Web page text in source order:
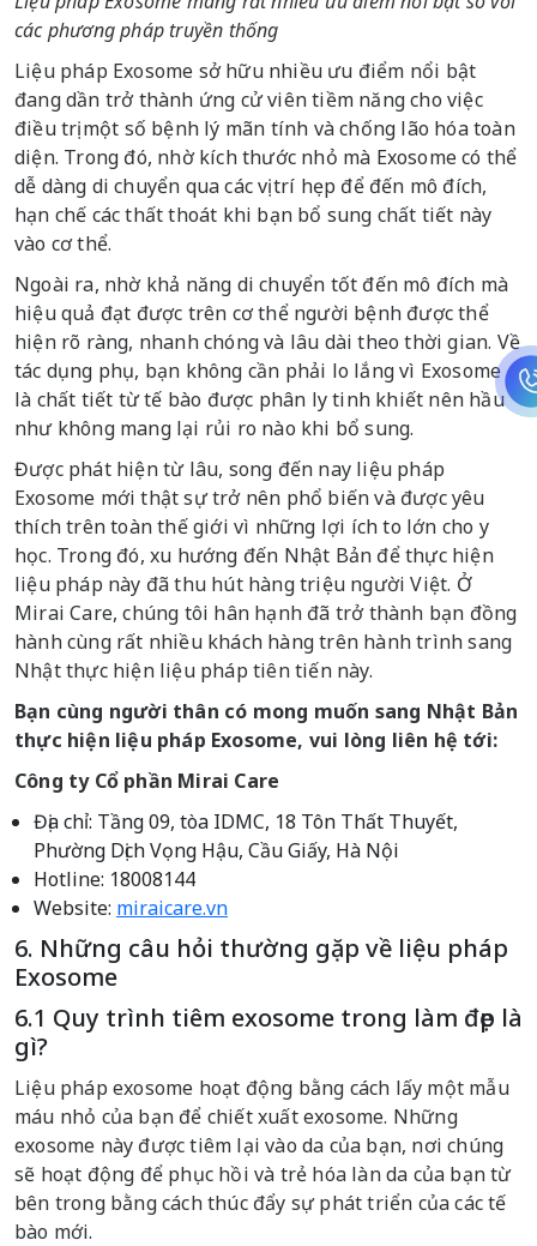
các phương pháp truyền thống
Liệu pháp Exosome sở hữu nhiều ưu điểm nổi bật
đang dần trở thành ứng cử viên tiềm năng cho việc
điều trị một số bệnh lý mãn tính và chống lão hóa toàn
diện. Trong đó, nhờ kích thước nhỏ mà Exosome có thể
dễ dàng di chuyển qua các vị trí hẹp để đến mô đích,
hạn chế các thất thoát khi bạn bổ sung chất tiết này
vào cơ thể.
Ngoài ra, nhờ khả năng di chuyển tốt đến mô đích mà
hiệu quả đạt được trên cơ thể người bệnh được thể
hiện rõ ràng, nhanh chóng và lâu dài theo thời gian. Về
tác dụng phụ, bạn không cần phải lo lắng vì Exosome
là chất tiết từ tế bào được phân ly tinh khiết nên hầu
như không mang lại rủi ro nào khi bổ sung.
Được phát hiện từ lâu, song đến nay liệu pháp
Exosome mới thật sự trở nên phổ biến và được yêu
thích trên toàn thế giới vì những lợi ích to lớn cho y
học. Trong đó, xu hướng đến Nhật Bản để thực hiện
liệu pháp này đã thu hút hàng triệu người Việt. Ở
Mirai Care, chúng tôi hân hạnh đã trở thành bạn đồng
hành cùng rất nhiều khách hàng trên hành trình sang
Nhật thực hiện liệu pháp tiên tiến này.
Bạn cùng người thân có mong muốn sang Nhật Bản
thực hiện liệu pháp Exosome, vui lòng liên hệ tới:
Công ty Cổ phần Mirai Care
Địa chỉ: Tầng 09, tòa IDMC, 18 Tôn Thất Thuyết,
Phường Dịch Vọng Hậu, Cầu Giấy, Hà Nội
Hotline: 18008144
Website: miraicare.vn
6. Những câu hỏi thường gặp về liệu pháp
Exosome
6.1 Quy trình tiêm exosome trong làm đẹp là
gì?
Liệu pháp exosome hoạt động bằng cách lấy một mẫu
máu nhỏ của bạn để chiết xuất exosome. Những
exosome này được tiêm lại vào da của bạn, nơi chúng
sẽ hoạt động để phục hồi và trẻ hóa làn da của bạn từ
bên trong bằng cách thúc đẩy sự phát triển của các tế
bào mới.